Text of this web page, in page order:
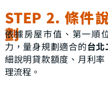
STEP 2. 條件
劃
依據房屋市值、第一順
力，量身規劃適合的台北
細說明貸款額度、月利
理流程。